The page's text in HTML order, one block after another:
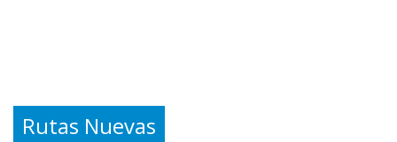
Rutas Nuevas